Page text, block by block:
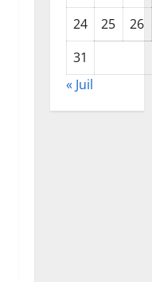
24
25
26
31
« Juil